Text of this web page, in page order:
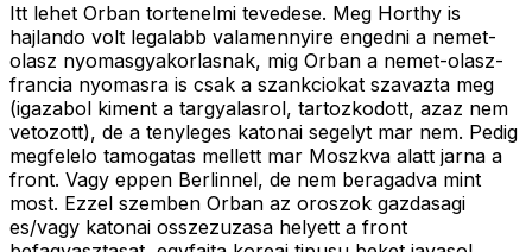
Itt lehet Orban tortenelmi tevedese. Meg Horthy is
hajlando volt legalabb valamennyire engedni a nemet-
olasz nyomasgyakorlasnak, mig Orban a nemet-olasz-
francia nyomasra is csak a szankciokat szavazta meg
(igazabol kiment a targyalasrol, tartozkodott, azaz nem
vetozott), de a tenyleges katonai segelyt mar nem. Pedig
megfelelo tamogatas mellett mar Moszkva alatt jarna a
front. Vagy eppen Berlinnel, de nem beragadva mint
most. Ezzel szemben Orban az oroszok gazdasagi
es/vagy katonai osszezuzasa helyett a front